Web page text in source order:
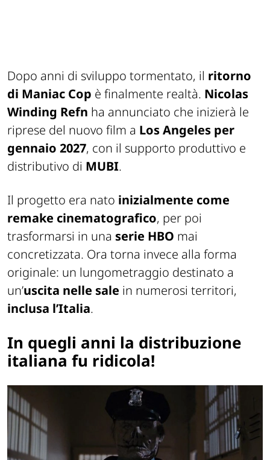
Dopo anni di sviluppo tormentato, il ritorno
di Maniac Cop è finalmente realtà. Nicolas
Winding Refn ha annunciato che inizierà le
riprese del nuovo film a Los Angeles per
gennaio 2027, con il supporto produttivo e
distributivo di MUBI.
Il progetto era nato inizialmente come
remake cinematografico, per poi
trasformarsi in una serie HBO mai
concretizzata. Ora torna invece alla forma
originale: un lungometraggio destinato a
un’uscita nelle sale in numerosi territori,
inclusa l’Italia.
In quegli anni la distribuzione
italiana fu ridicola!